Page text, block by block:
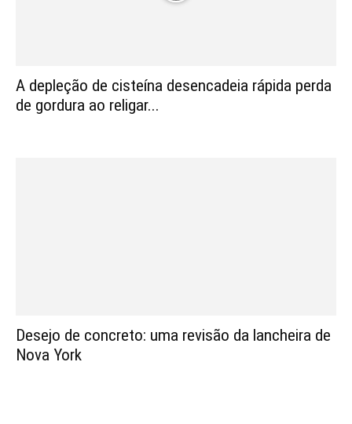
A depleção de cisteína desencadeia rápida perda
de gordura ao religar...
Desejo de concreto: uma revisão da lancheira de
Nova York